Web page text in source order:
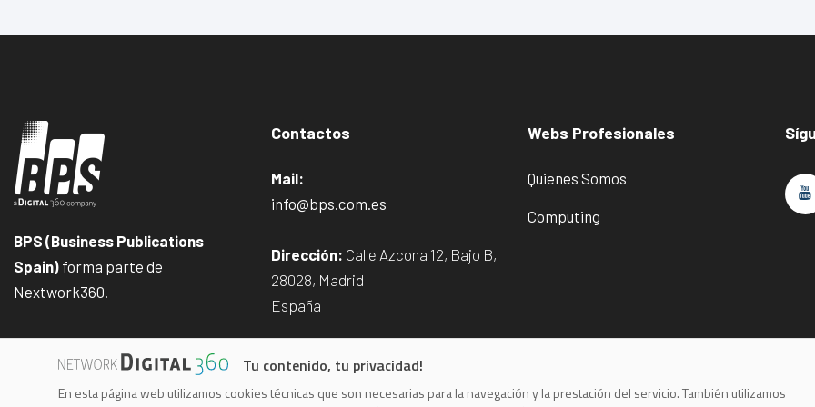
BPS (Business Publications
Spain) forma parte de
Nextwork360.
Contactos
Mail:
info@bps.com.es
Dirección: Calle Azcona 12, Bajo B,
28028, Madrid
España
Webs Profesionales
Quienes Somos
Computing
Tu contenido, tu privacidad!
En esta página web utilizamos cookies técnicas que son necesarias para la navegación y la prestación del servicio. También utilizamos